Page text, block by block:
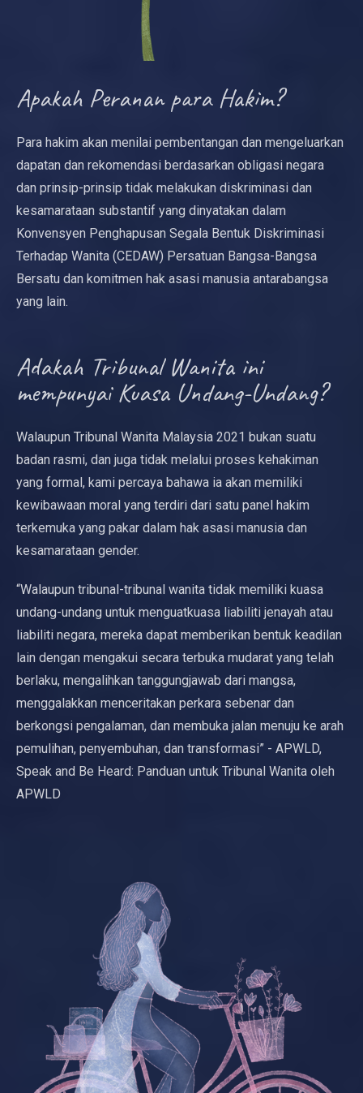
Apakah Peranan para Hakim?
Para hakim akan menilai pembentangan dan mengeluarkan
dapatan dan rekomendasi berdasarkan obligasi negara
dan prinsip-prinsip tidak melakukan diskriminasi dan
kesamarataan substantif yang dinyatakan dalam
Konvensyen Penghapusan Segala Bentuk Diskriminasi
Terhadap Wanita (CEDAW) Persatuan Bangsa-Bangsa
Bersatu dan komitmen hak asasi manusia antarabangsa
yang lain.
Adakah Tribunal Wanita ini
mempunyai Kuasa Undang-Undang?
Walaupun Tribunal Wanita Malaysia 2021 bukan suatu
badan rasmi, dan juga tidak melalui proses kehakiman
yang formal, kami percaya bahawa ia akan memiliki
kewibawaan moral yang terdiri dari satu panel hakim
terkemuka yang pakar dalam hak asasi manusia dan
kesamarataan gender.
“Walaupun tribunal-tribunal wanita tidak memiliki kuasa
undang-undang untuk menguatkuasa liabiliti jenayah atau
liabiliti negara, mereka dapat memberikan bentuk keadilan
lain dengan mengakui secara terbuka mudarat yang telah
berlaku, mengalihkan tanggungjawab dari mangsa,
menggalakkan menceritakan perkara sebenar dan
berkongsi pengalaman, dan membuka jalan menuju ke arah
pemulihan, penyembuhan, dan transformasi” - APWLD,
Speak and Be Heard: Panduan untuk Tribunal Wanita oleh
APWLD